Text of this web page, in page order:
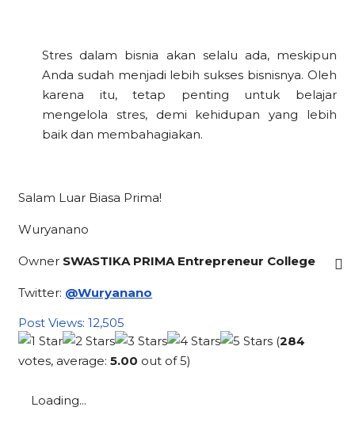
Stres dalam bisnia akan selalu ada, meskipun
Anda sudah menjadi lebih sukses bisnisnya. Oleh
karena itu, tetap penting untuk belajar
mengelola stres, demi kehidupan yang lebih
baik dan membahagiakan.
Salam Luar Biasa Prima!
Wuryanano
Owner SWASTIKA PRIMA Entrepreneur College
Twitter: @Wuryanano
Post Views: 12,505
(284
votes, average:5.00 out of 5)
Loading...